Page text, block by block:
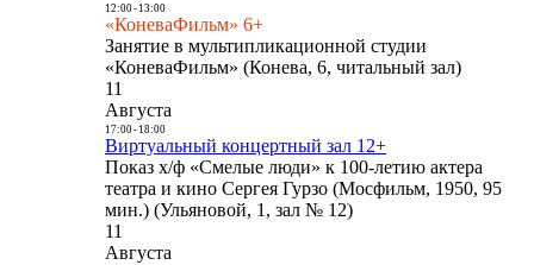
12:00- 13:00
«КоневаФильм» 6+
Занятие в мультипликационной студии
«КоневаФильм» (Конева, 6, читальный зал)
11
Августа
17:00- 18:00
Виртуальный концертный зал 12+
Показ х/ф «Смелые люди» к 100-летию актера
театра и кино Сергея Гурзо (Мосфильм, 1950, 95
мин.) (Ульяновой, 1, зал № 12)
11
Августа